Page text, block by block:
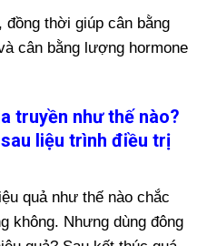
thời giúp cân bằng
cân bằng lượng hormone
truyền như thế nào?
liệu trình điều trị
quả như thế nào chắc
không. Nhưng dùng đông